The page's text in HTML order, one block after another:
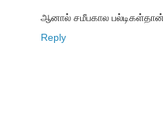
ஆனால் சமீபகால பல்டிகள்தான்
Reply